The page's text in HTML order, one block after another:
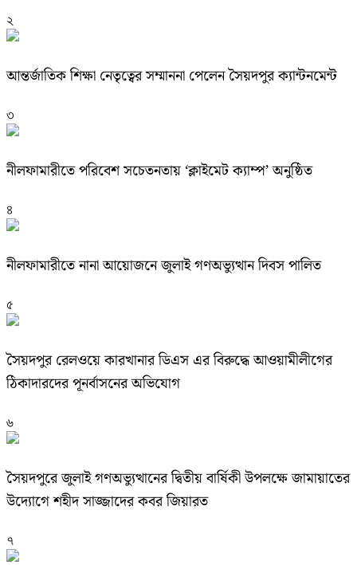
২
আন্তর্জাতিক শিক্ষা নেতৃত্বের সম্মাননা পেলেন সৈয়দপুর ক্যান্টনমেন্ট
৩
নীলফামারীতে পরিবেশ সচেতনতায় ‘ক্লাইমেট ক্যাম্প’ অনুষ্ঠিত
৪
নীলফামারীতে নানা আয়োজনে জুলাই গণঅভ্যুত্থান দিবস পালিত
৫
সৈয়দপুর রেলওয়ে কারখানার ডিএস এর বিরুদ্ধে আওয়ামীলীগের
ঠিকাদারদের পূনর্বাসনের অভিযোগ
৬
সৈয়দপুরে জুলাই গণঅভ্যুত্থানের দ্বিতীয় বার্ষিকী উপলক্ষে জামায়াতের
উদ্যোগে শহীদ সাজ্জাদের কবর জিয়ারত
৭